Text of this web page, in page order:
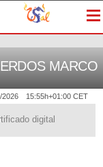
2026 15:55h+01:00 CET
digital
MARCO